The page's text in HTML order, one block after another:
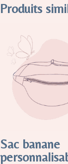
Produits
Sac banane